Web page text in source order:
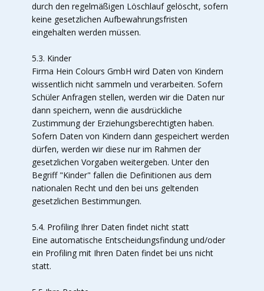
durch den regelmäßigen Löschlauf gelöscht, sofern
keine gesetzlichen Aufbewahrungsfristen
eingehalten werden müssen.
5.3. Kinder
Firma Hein Colours GmbH wird Daten von Kindern
wissentlich nicht sammeln und verarbeiten. Sofern
Schüler Anfragen stellen, werden wir die Daten nur
dann speichern, wenn die ausdrückliche
Zustimmung der Erziehungsberechtigten haben.
Sofern Daten von Kindern dann gespeichert werden
dürfen, werden wir diese nur im Rahmen der
gesetzlichen Vorgaben weitergeben. Unter den
Begriff "Kinder" fallen die Definitionen aus dem
nationalen Recht und den bei uns geltenden
gesetzlichen Bestimmungen.
5.4. Profiling Ihrer Daten findet nicht statt
Eine automatische Entscheidungsfindung und/oder
ein Profiling mit Ihren Daten findet bei uns nicht
statt.